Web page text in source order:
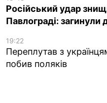
Російський удар
Павлограді: загинули
19:22
Переплутав з
побив поляків